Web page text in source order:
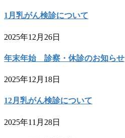
1月乳がん検診について
2025年12月26日
年末年始 診察・休診のお知らせ
2025年12月18日
12月乳がん検診について
2025年11月28日